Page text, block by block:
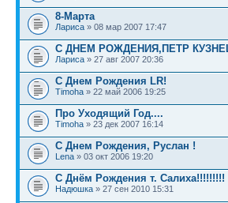
8-Марта
Лариса » 08 мар 2007 17:47
С ДНЕМ РОЖДЕНИЯ,ПЕТР
Лариса » 27 авг 2007 20:36
С Днем Рождения LR!
Timoha » 22 май 2006 19:25
Про Уходящий Год....
Timoha » 23 дек 2007 16:14
С Днем Рождения, Руслан !
Lena » 03 окт 2006 19:20
С Днём Рождения т. Салиха!!!!!!!!!
Надюшка » 27 сен 2010 15:31